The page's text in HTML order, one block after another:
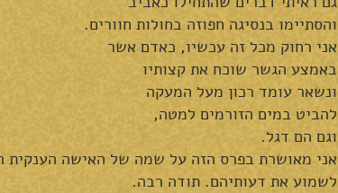
והסתיימו בנסיגה חפוזה בחולות חוורים.
אני רחוק מכל זה עכשיו, כאדם אשר
באמצע הגשר שוכח את קצותיו
ונשאר עומד רכון מעל המעקה
להביט במים הזורמים למטה,
וגם הם דגל.
אני מאושרת בפרס הזה על שמה של האישה הענקית
לשמוע את דעותיהם. תודה רבה.